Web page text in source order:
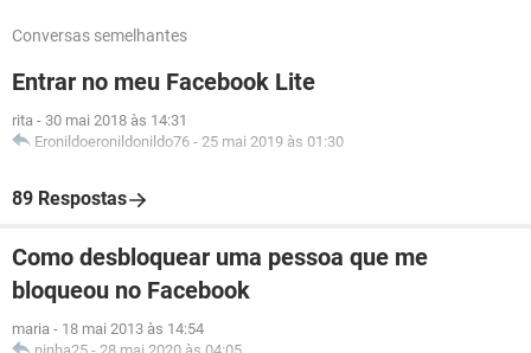
Conversas semelhantes
Entrar no meu Facebook Lite
rita - 30 mai 2018 às 14:31
Eronildoeronildonildo76 - 25 mai 2019 às 01:30
89 Respostas
Como desbloquear uma pessoa que me
bloqueou no Facebook
maria - 18 mai 2013 às 14:54